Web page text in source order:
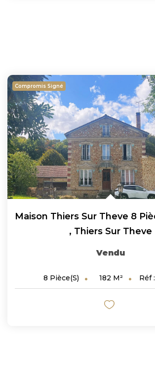
Compromis Signé
, Thiers Sur Theve
Vendu
8 Pièce(s) 182 M² Réf :